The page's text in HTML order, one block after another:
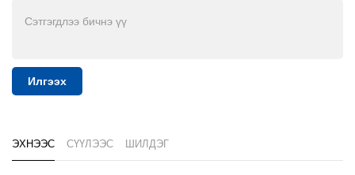
Илгээх
ЭХНЭЭС СҮҮЛЭЭС ШИЛДЭГ